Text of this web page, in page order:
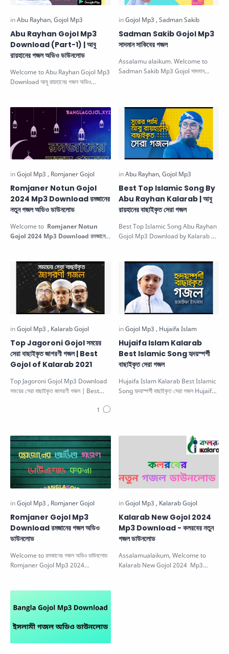
Abu Rayhan Gojol Mp3
Download (Part-1) | আবু
রায়হানের গজল অডিও ডাউনলোড
Welcome to Abu Rayhan Gojol Mp3
Download আবু রায়হানের গজল অডিও
Sadman Sakib Gojol Mp3
সাদমান সাকিবের গজল
Assalamu alaikum. Welcome to
Sadman Sakib Mp3 Gojol সাদমান
Romjaner Notun Gojol
2024 Mp3 Download রমজানের
নতুন গজল অডিও ডাউনলোড
Welcome to Romjaner Notun
Gojol 2024 Mp3 Download রমজানের
Best Top Islamic Song By
Abu Rayhan Kalarab | আবু
রায়হানের বাছাইকৃত সেরা গজল
Best Top Islamic Song Abu Rayhan
Gojol Mp3 Download by Kalarab |
Top Jagoroni Gojol সময়ের
সেরা বাছাইকৃত জাগরণী গজল | Best
Gojol of Kalarab 2021
Top Jagoroni Gojol Mp3 Download
সময়ের সেরা বাছাইকৃত জাগরণী গজল | Best
Hujaifa Islam Kalarab
Best Islamic Song হৃদয়স্পর্শী
বাছাইকৃত সেরা গজল
Hujaifa Islam Kalarab Best Islamic
Song হৃদয়স্পর্শী বাছাইকৃত সেরা গজল Hujaifa
Romjaner Gojol Mp3
Download রমজানের গজল অডিও
ডাউনলোড
Welcome to রমজানের গজল অডিও ডাউনলোড
Romjaner Gojol Mp3 2024
Kalarab New Gojol 2024
Mp3 Download - কলরবের নতুন
গজল ডাউনলোড
Assalamualaikum, Welcome to
Kalarab New Gojol 2024 Mp3